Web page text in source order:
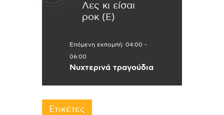
Λες κι είσαι
ροκ (Ε)
Επόμενη εκπομπή: 04:00 -
06:00
Νυχτερινά τραγούδια
Ετικέτες